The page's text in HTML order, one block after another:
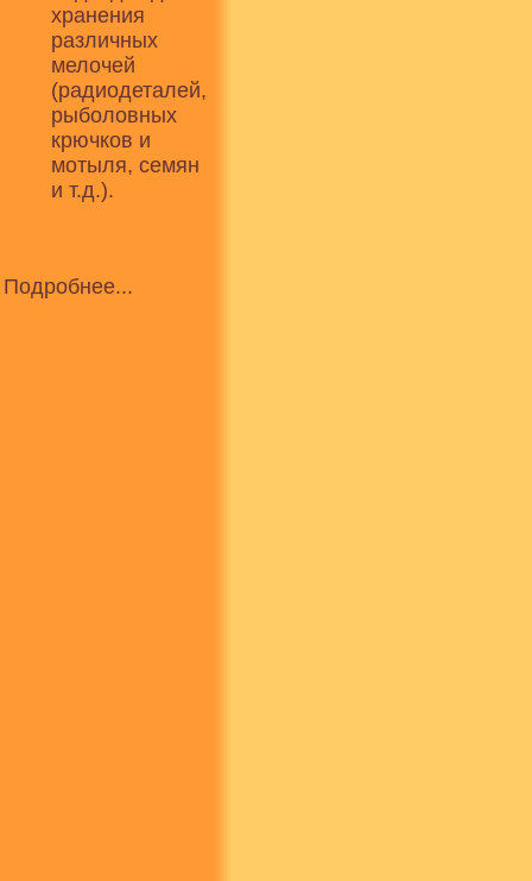
хранения
различных
мелочей
(радиодеталей,
рыболовных
крючков и
мотыля, семян
и т.д.).
Подробнее...